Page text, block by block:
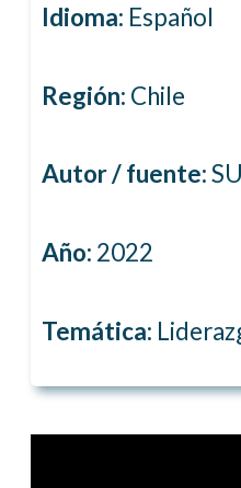
Idioma: Español
Región: Chile
Autor / fuente:
Año: 2022
Temática: